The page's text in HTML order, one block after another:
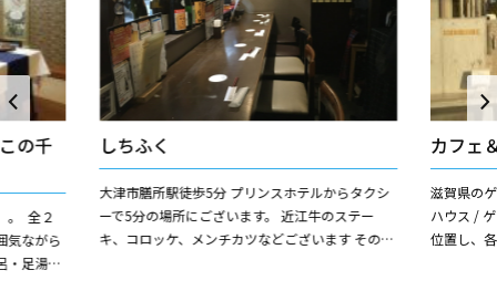
の千
。 全２
気ながら
・足湯等
しちふく
大津市膳所駅徒歩5分 プリンスホテルからタクシ
ーで5分の場所にございます。 近江牛のステー
キ、コロッケ、メンチカツなどございます その他
カフェ
滋賀県の
ハウス /
位置し、